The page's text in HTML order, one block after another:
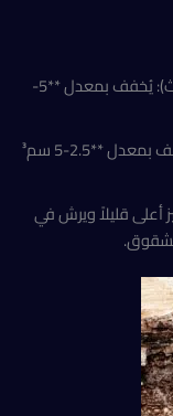
للحشرات الزاحفة (صراصير، نمل، براغيث): يُخفف بمعدل **5-
للحشرات الطائرة (ذباب، ناموس): يُخفف بمعدل **2.5-5 سم³
أعلى قليلاً ويرش في